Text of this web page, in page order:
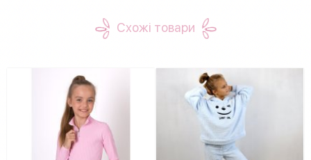
Схожі товари